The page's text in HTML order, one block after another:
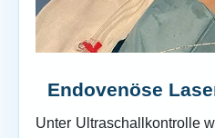
Endovenöse
Unter Ultraschallkontrolle